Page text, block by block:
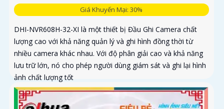
Giá Khuyến Mại: 30%
DHI-NVR608H-32-XI là một thiết bị Đầu Ghi Camera chất
lượng cao với khả năng quản lý và ghi hình đồng thời từ
nhiều camera khác nhau. Với độ phân giải cao và khả năng
lưu trữ lớn, nó cho phép người dùng giám sát và ghi lại hình
ảnh chất lượng tốt